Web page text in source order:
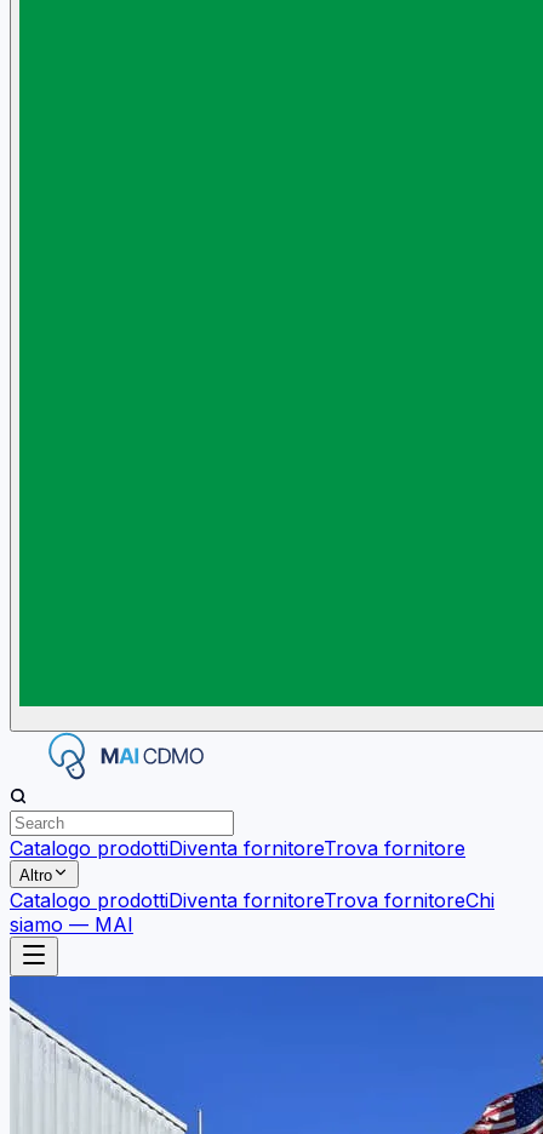
Catalogo prodottiDiventa fornitoreTrova fornitore
Altro
Catalogo prodottiDiventa fornitoreTrova fornitoreChi
siamo — MAI